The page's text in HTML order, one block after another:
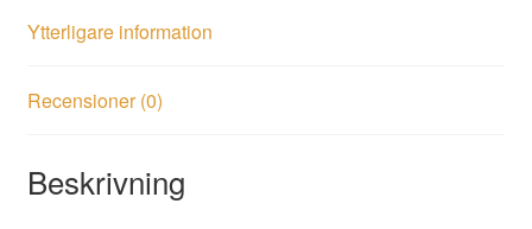
Ytterligare information
Recensioner (0)
Beskrivning